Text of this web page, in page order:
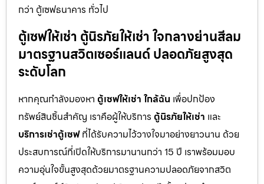
กว่า ตู้เซฟธนาคาร ทั่วไป
ตู้เซฟให้เช่า ตู้นิรภัยให้เช่า ใจกลางย่านสีลม
มาตรฐานสวิตเซอร์แลนด์ ปลอดภัยสูงสุด
ระดับโลก
หากคุณกำลังมองหา ตู้เซฟให้เช่า ใกล้ฉัน เพื่อปกป้อง
ทรัพย์สินชิ้นสำคัญ เราคือผู้ให้บริการ ตู้นิรภัยให้เช่า และ
บริการเช่าตู้เซฟที่ได้รับความไว้วางใจมาอย่างยาวนาน ด้วย
ประสบการณ์ที่เปิดให้บริการมานานกว่า 15 ปี เราพร้อมมอบ
ความอุ่นใจขั้นสูงสุดด้วยมาตรฐานความปลอดภัยจากสวิต